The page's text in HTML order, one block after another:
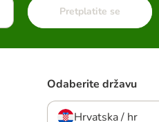
Pretplatite se
Odaberite državu
Hrvatska / hr